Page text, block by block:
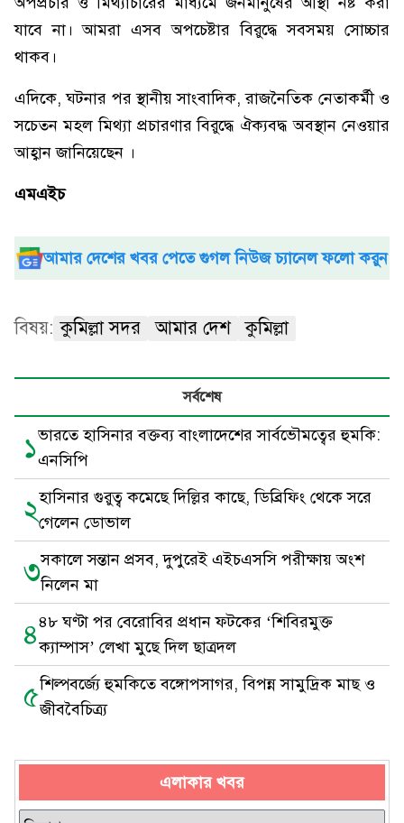
যাবে না। আমরা এসব অপচেষ্টার বিরুদ্ধে সবসময় সোচ্চার
থাকব।
এদিকে, ঘটনার পর স্থানীয় সাংবাদিক, রাজনৈতিক নেতাকর্মী ও
সচেতন মহল মিথ্যা প্রচারণার বিরুদ্ধে ঐক্যবদ্ধ অবস্থান নেওয়ার
আহ্বান জানিয়েছেন ।
এমএইচ
আমার দেশের খবর পেতে গুগল নিউজ চ্যানেল ফলো করুন
বিষয়: কুমিল্লা সদর আমার দেশ কুমিল্লা
সর্বশেষ
১ভারতে হাসিনার বক্তব্য বাংলাদেশের সার্বভৌমত্বের হুমকি:
এনসিপি
২হাসিনার গুরুত্ব কমেছে দিল্লির কাছে, ডিব্রিফিং থেকে সরে
গেলেন ডোভাল
৩সকালে সন্তান প্রসব, দুপুরেই এইচএসসি পরীক্ষায় অংশ
নিলেন মা
৪৪৮ ঘণ্টা পর বেরোবির প্রধান ফটকের ‘শিবিরমুক্ত
ক্যাম্পাস’ লেখা মুছে দিল ছাত্রদল
৫শিল্পবর্জ্যে হুমকিতে বঙ্গোপসাগর, বিপন্ন সামুদ্রিক মাছ ও
জীববৈচিত্র্য
এলাকার খবর